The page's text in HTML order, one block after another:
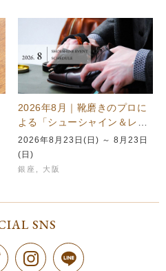
2026年8月｜靴磨きのプロに
よる「シューシャイン＆レザ
ーケア」イベント開催スケジ
ュール
2026年8月23日(日) ～ 8月23日
(日)
銀座 大阪
SNS